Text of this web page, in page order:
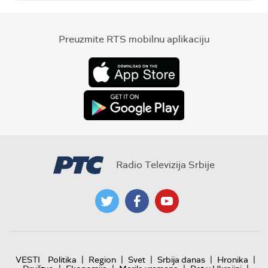
Preuzmite RTS mobilnu aplikaciju
Radio Televizija Srbije
VESTI Politika | Region | Svet | Srbija danas | Hronika |